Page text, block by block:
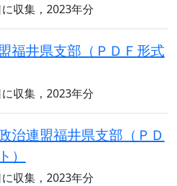
収集，2023年分
福井県支部（ＰＤＦ形式
収集，2023年分
治連盟福井県支部（ＰＤ
）
収集，2023年分